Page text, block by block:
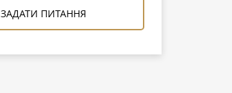
ЗАДАТИ ПИТАННЯ